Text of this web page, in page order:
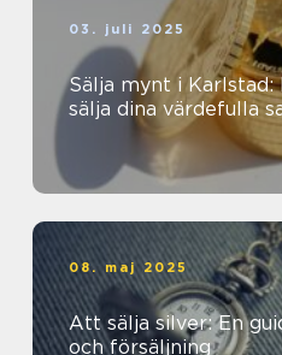
03. juli 2025
Sälja mynt i
sälja dina värdefulla
08. maj 2025
Att sälja silver: En
och försäljning